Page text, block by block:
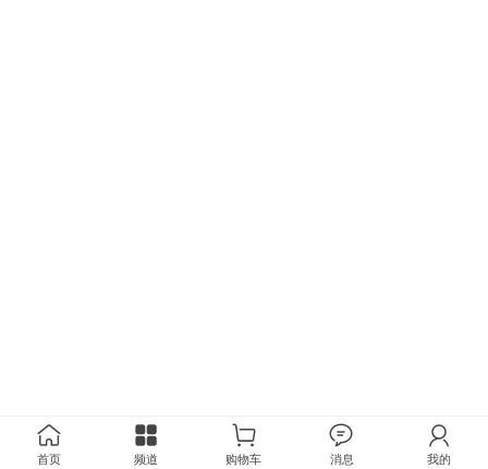
首页 频道 购物车 消息 我的